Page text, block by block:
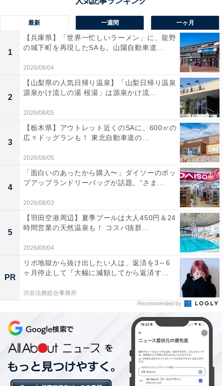
最新 一週間 一ヶ月
1
【兵庫県】「世界一忙しいラーメン」に、龍野
の城下町を再現したSAも。山陽自動車道...
2026/08/04
2
【山梨県の人気日帰り温泉】「山梨日帰り温泉
源泉かけ流しの湯 桜湯」は源泉かけ流...
2026/08/05
3
【栃木県】アウトレット近くのSAに、600㎡の
広々ドッグランも！ 東北自動車道の...
2026/08/05
4
「面白いのあったから購入〜」ダイソーのポッ
プアップランドリーバッグが話題。“さま...
2026/08/03
5
【羽田空港周辺】夏季プールは大人450円＆24
時間営業の天然温泉も！ コスパ抜群...
2026/08/04
PR
リボ地獄から抜け出したい人は、返済を3～6
ヶ月停止して『大幅に減額してから返済す...
渋谷法務総合事務所
Recommended by